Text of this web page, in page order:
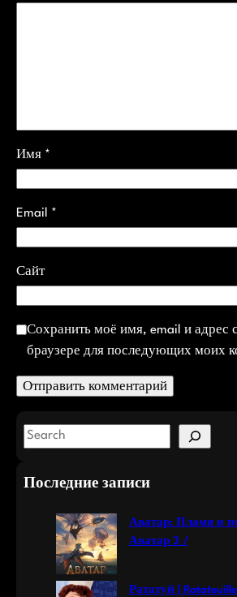
Имя *
Email *
Сайт
Сохранить моё имя, email и адрес
браузере для последующих моих
S
a
Последние записи
Аватар: Пламя и
Аватар 3 /
Рататуй |